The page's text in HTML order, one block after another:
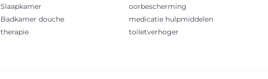
Slaapkamer
Badkamer douche
therapie
oorbescherming
medicatie hulpmiddelen
toiletverhoger